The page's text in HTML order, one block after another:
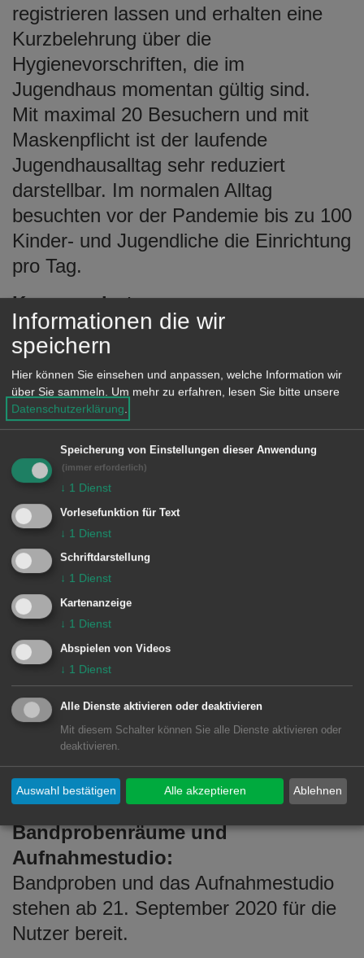
registrieren lassen und erhalten eine
Kurzbelehrung über die
Hygienevorschriften, die im
Jugendhaus momentan gültig sind.
Mit maximal 20 Besuchern und mit
Maskenpflicht ist der laufende
Jugendhausalltag sehr reduziert
darstellbar. Im normalen Alltag
besuchten vor der Pandemie bis zu 100
Kinder- und Jugendliche die Einrichtung
pro Tag.
Kursangebote:
Das laufende Kursangebot wird
fortgesetzt und die Teilnehmer*innen
wurden bereits darüber informiert.
Interessierte Kinder- und Jugendliche
sind jederzeit willkommen. Die
maximale Teilnehmerzahl ist hier auf
acht Personen je Kurseinheit begrenzt.
Anmeldungen und Informationen zum
Kursangebot:
07361 52-497 17 oder unter
www.aalen.de
Kooperationen mit Schulen:
In Kooperationen mit städtischen
Schulen finden im Rahmen der
Ganztagesbetreuung die bestehenden
Kurse weiterhin in den Räumen des
Hauses der Jugend statt. In
Gruppengröße von jeweils acht Kindern
starten diese ab Oktober.
Bandprobenräume und
Aufnahmestudio:
Bandproben und das Aufnahmestudio
stehen ab 21. September 2020 für die
Nutzer bereit.
Informationen die wir
speichern
Hier können Sie einsehen und anpassen, welche Information wir
über Sie sammeln.
Um mehr zu erfahren, lesen Sie bitte unsere
Datenschutzerklärung
Speicherung von Einstellungen dieser Anwendung
(immer erforderlich)
↓ 1 Dienst
Vorlesefunktion für Text
↓ 1 Dienst
Schriftdarstellung
↓ 1 Dienst
Kartenanzeige
↓ 1 Dienst
Abspielen von Videos
↓ 1 Dienst
Alle Dienste aktivieren oder deaktivieren
Mit diesem Schalter können Sie alle Dienste aktivieren oder
deaktivieren.
Ablehnen
Auswahl bestätigen Alle akzeptieren